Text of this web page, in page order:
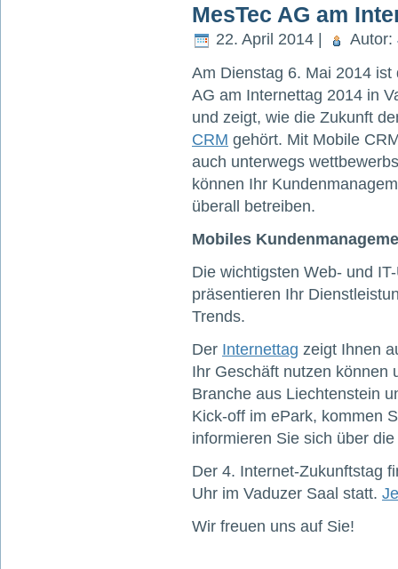
MesTec AG am
22. April 2014 | Autor:
Am Dienstag 6. Mai 2014 ist
AG am Internettag 2014 in
und zeigt, wie die Zukunft
CRM gehört. Mit Mobile
auch unterwegs
können Ihr
überall betreiben.
Mobiles
Die wichtigsten Web- und
präsentieren Ihr
Trends.
Der Internettag zeigt Ihnen
Ihr Geschäft nutzen können
Branche aus Liechtenstein
Kick-off im ePark, kommen
informieren Sie sich über
Der 4. Internet-Zukunftstag
Uhr im Vaduzer Saal statt.
Wir freuen uns auf Sie!